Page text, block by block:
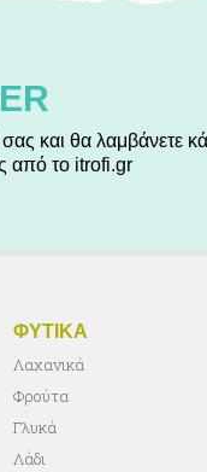
και θα λαμβάνετε
από το itrofi.gr
ΦΥΤΙΚA
Λαχανικά
Φρούτα
Γλυκά
Λάδι